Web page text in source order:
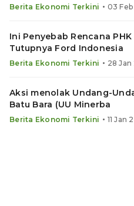
Berita Ekonomi Terkini • 03 Feb
Ini Penyebab Rencana
Tutupnya Ford Indonesia
Berita Ekonomi Terkini • 28 Jan
Aksi menolak Undang-
Batu Bara (UU Minerba
Berita Ekonomi Terkini • 11 Jan